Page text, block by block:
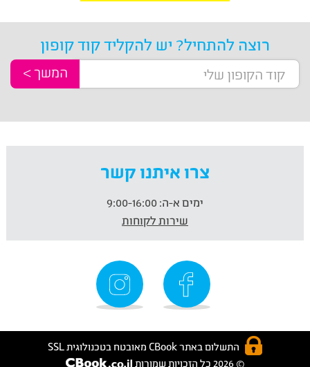
רוצה להתחיל? יש להקליד קוד קופון
המשך >
צרו איתנו קשר
ימים א-ה:
שירות לקוחות
התשלום באתר CBook מאובטח בטכנולוגית SSL
© 2026 כל הזכויות שמורות